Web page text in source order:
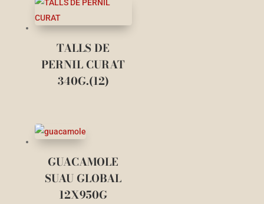
TALLS DE
PERNIL CURAT
340G.(12)
GUACAMOLE
SUAU GLOBAL
12X950G